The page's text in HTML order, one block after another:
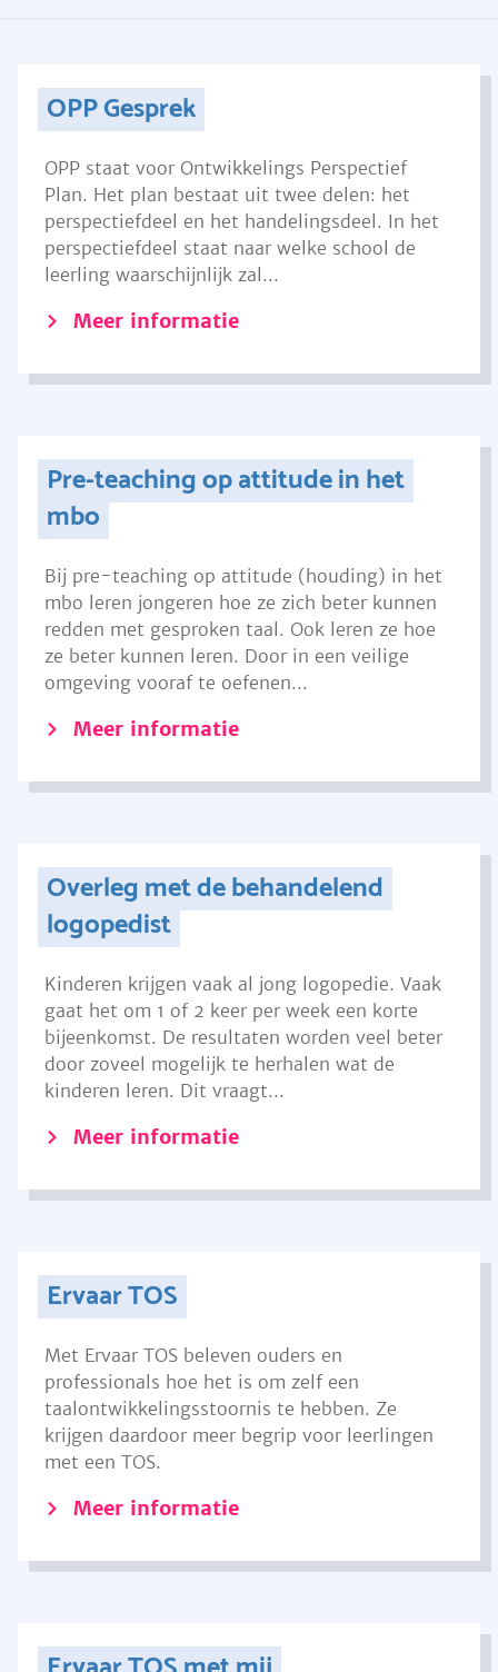
OPP Gesprek
OPP staat voor Ontwikkelings Perspectief
Plan. Het plan bestaat uit twee delen: het
perspectiefdeel en het handelingsdeel. In het
perspectiefdeel staat naar welke school de
leerling waarschijnlijk zal...
Meer informatie
Pre-teaching op attitude in het
mbo
Bij pre-teaching op attitude (houding) in het
mbo leren jongeren hoe ze zich beter kunnen
redden met gesproken taal. Ook leren ze hoe
ze beter kunnen leren. Door in een veilige
omgeving vooraf te oefenen...
Meer informatie
Overleg met de behandelend
logopedist
Kinderen krijgen vaak al jong logopedie. Vaak
gaat het om 1 of 2 keer per week een korte
bijeenkomst. De resultaten worden veel beter
door zoveel mogelijk te herhalen wat de
kinderen leren. Dit vraagt...
Meer informatie
Ervaar TOS
Met Ervaar TOS beleven ouders en
professionals hoe het is om zelf een
taalontwikkelingsstoornis te hebben. Ze
krijgen daardoor meer begrip voor leerlingen
met een TOS.
Meer informatie